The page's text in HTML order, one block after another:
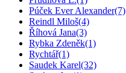
Púček Ever Alexander(7)
Reindl Miloš(4)
Říhová Jana(3)
Rybka Zdeněk(1)
Rychtář(1)
Saudek Karel(32)